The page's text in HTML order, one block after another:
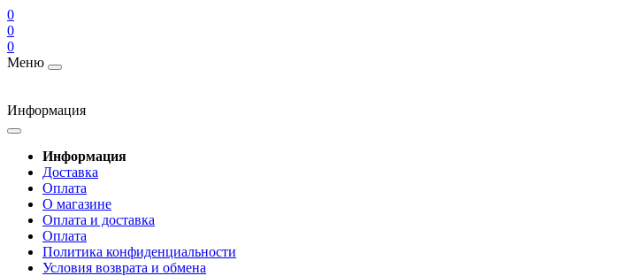
0
0
0
Меню
Информация
Информация
Доставка
Оплата
О магазине
Оплата и доставка
Оплата
Политика конфиденциальности
Условия возврата и обмена